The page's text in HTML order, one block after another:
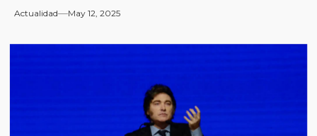
Actualidad May 12, 2025